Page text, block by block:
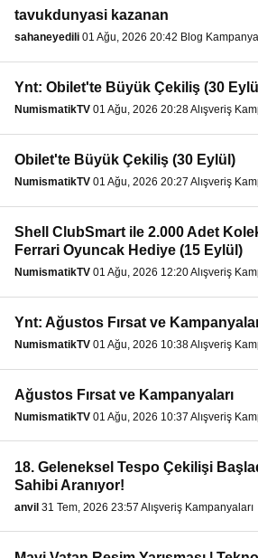
tavukdunyasi kazanan
sahaneyedili 01 Ağu, 2026 20:42 Blog
Ynt: Obilet'te Büyük Çekiliş (30
NumismatikTV 01 Ağu, 2026 20:28 Alışveriş
Obilet'te Büyük Çekiliş (30 Eylül)
NumismatikTV 01 Ağu, 2026 20:27 Alışveriş
Shell ClubSmart ile 2.000 Adet
Ferrari Oyuncak Hediye (15 Eylül)
NumismatikTV 01 Ağu, 2026 12:20 Alışveriş
Ynt: Ağustos Fırsat ve
NumismatikTV 01 Ağu, 2026 10:38 Alışveriş
Ağustos Fırsat ve Kampanyaları
NumismatikTV 01 Ağu, 2026 10:37 Alışveriş
18. Geleneksel Tespo Çekilişi
Sahibi Aranıyor!
anvil 31 Tem, 2026 23:57 Alışveriş Kampanyaları